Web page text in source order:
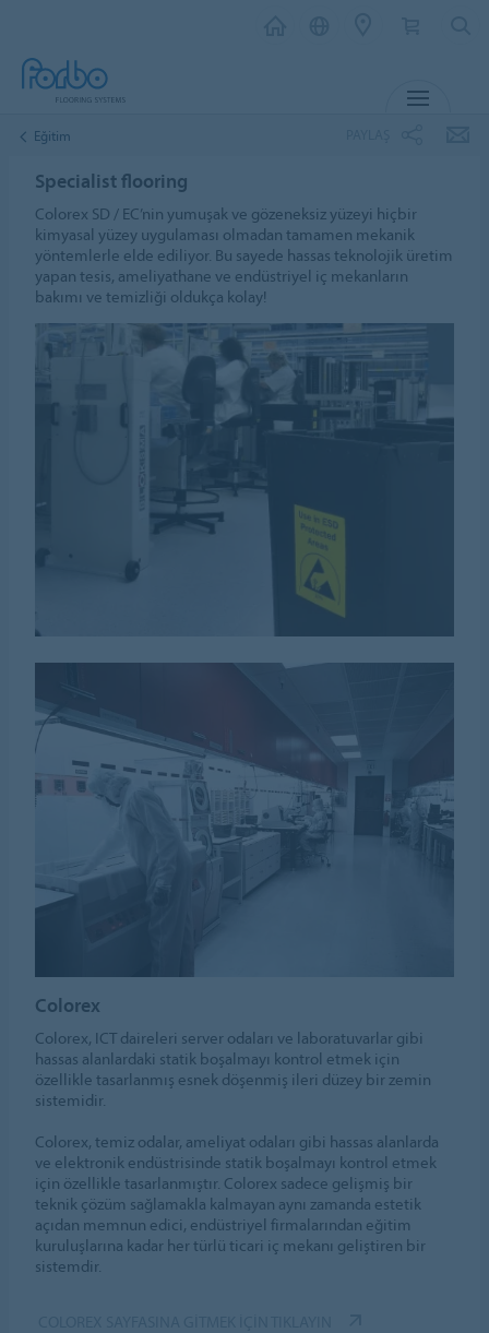
Eğitim
Specialist flooring
Colorex SD / EC’nin yumuşak ve gözeneksiz yüzeyi hiçbir
kimyasal yüzey uygulaması olmadan tamamen mekanik
yöntemlerle elde ediliyor. Bu sayede hassas teknolojik üretim
yapan tesis, ameliyathane ve endüstriyel iç mekanların
bakımı ve temizliği oldukça kolay!
Colorex
Colorex, ICT daireleri server odaları ve laboratuvarlar gibi
hassas alanlardaki statik boşalmayı kontrol etmek için
özellikle tasarlanmış esnek döşenmiş ileri düzey bir zemin
sistemidir.
Colorex, temiz odalar, ameliyat odaları gibi hassas alanlarda
ve elektronik endüstrisinde statik boşalmayı kontrol etmek
için özellikle tasarlanmıştır. Colorex sadece gelişmiş bir
teknik çözüm sağlamakla kalmayan aynı zamanda estetik
açıdan memnun edici, endüstriyel firmalarından eğitim
kuruluşlarına kadar her türlü ticari iç mekanı geliştiren bir
sistemdir.